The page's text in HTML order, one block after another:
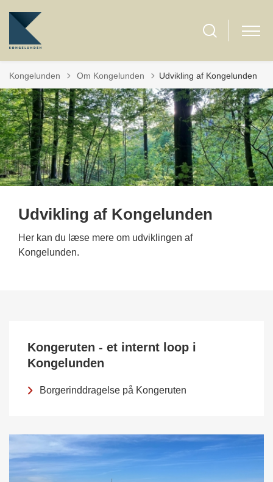
Kongelunden Tilbage til
Om Kongelunden Udvikling af Kongelunden
Udvikling af Kongelunden
Her kan du læse mere om udviklingen af
Kongelunden.
Kongeruten - et internt loop i
Kongelunden
Borgerinddragelse på Kongeruten